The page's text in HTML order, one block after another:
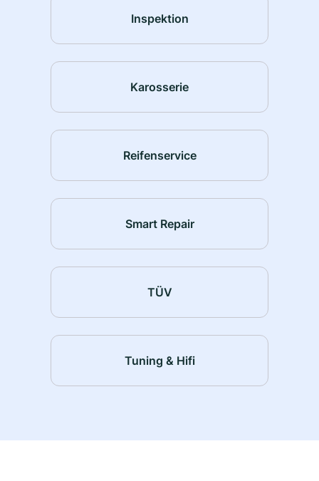
Inspektion
Karosserie
Reifenservice
Smart Repair
TÜV
Tuning & Hifi